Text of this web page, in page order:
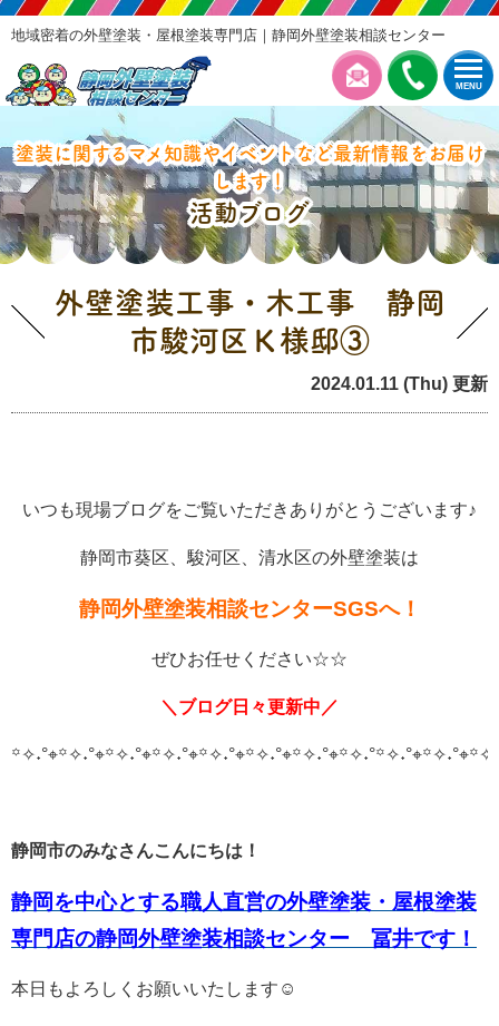
MENU
地域密着の外壁塗装・屋根塗装専門店｜静岡外壁塗装相談センター
塗装に関するマメ知識やイベントなど最新情報をお届け
します！
活動ブログ
外壁塗装工事・木工事 静岡
市駿河区Ｋ様邸③
2024.01.11 (Thu) 更新
いつも現場ブログをご覧いただきありがとうございます♪
静岡市葵区、駿河区、清水区の外壁塗装は
静岡外壁塗装相談センターSGSへ！
ぜひお任せください☆☆
＼ブログ日々更新中／
꙳✧˖°⌖꙳✧˖°⌖꙳✧˖°⌖꙳✧˖°⌖꙳✧˖°⌖꙳✧˖°⌖꙳✧˖°⌖꙳✧˖°
静岡市のみなさんこんにちは！
静岡を中心とする職人直営の外壁塗装・屋根塗装
専門店の静岡外壁塗装相談センター 冨井です！
本日もよろしくお願いいたします☺